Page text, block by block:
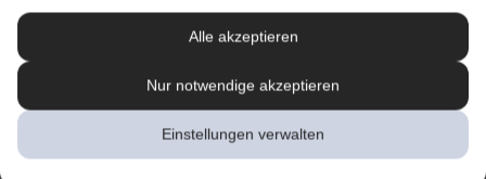
Alle akzeptieren
Nur notwendige akzeptieren
Einstellungen verwalten
Nierenerkrankungen sollte man die Trinkmenge ärztlich
Sonnenstich, Hitzeerschöpfung und
Hitzschlag: Was ist das eigentlich?
Der lange Strandtag in der Sonne, der anstrengende Sport bei 30
Grad oder einfach nur die drückende Hitze in der Stadt: